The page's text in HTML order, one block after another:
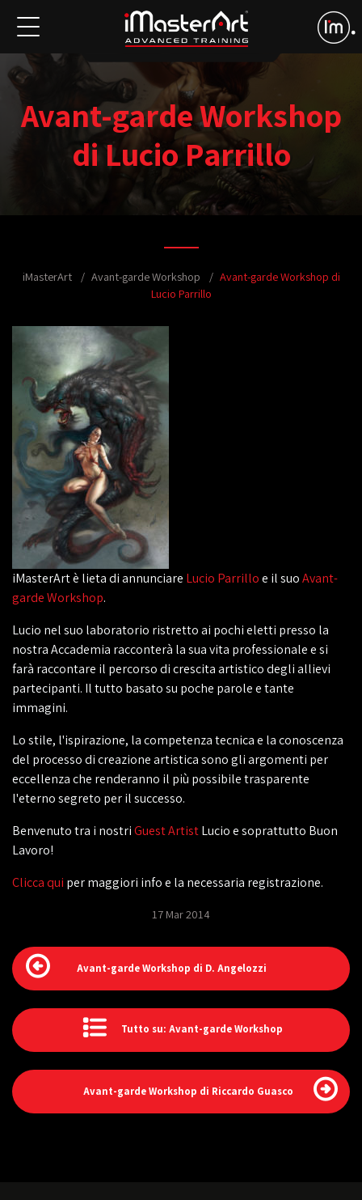
Avant-garde Workshop
di Lucio Parrillo
iMasterArt Avant-garde Workshop
Avant-garde Workshop di
Lucio Parrillo
iMasterArt è lieta di annunciare Lucio Parrilloe il suoAvant-
garde Workshop.
Lucio nel suo laboratorio ristretto ai pochi eletti presso la
nostra Accademia racconterà la sua vita professionale e si
farà raccontare il percorso di crescita artistico degli allievi
partecipanti. Il tutto basato su poche parole e tante
immagini.
Lo stile, l'ispirazione, la competenza tecnica e la conoscenza
del processo di creazione artistica sono gli argomenti per
eccellenza che renderanno il più possibile trasparente
l'eterno segreto per il successo.
Benvenuto tra i nostriGuest ArtistLucio e soprattutto Buon
Lavoro!
Clicca qui per maggiori info e la necessaria registrazione.
17 Mar 2014
Avant-garde Workshop di D. Angelozzi
Tutto su: Avant-garde Workshop
Avant-garde Workshop di Riccardo Guasco